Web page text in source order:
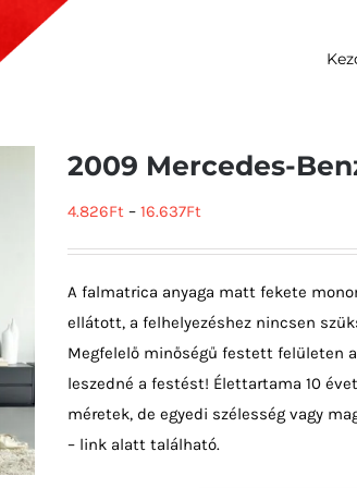
2009 Mercedes-
4.826Ft – 16.637Ft
A falmatrica anyaga matt fekete
ellátott, a felhelyezéshez nincsen
Megfelelő minőségű festett felületen
leszedné a festést! Élettartama 10
méretek, de egyedi szélesség vagy
– link alatt található.